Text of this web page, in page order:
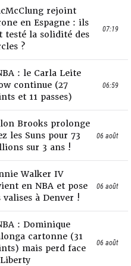
rejoint
en Espagne : ils
testé la solidité des
?
07:19
: le Carla Leite
continue (27
et 11 passes)
06:59
Brooks prolonge
les Suns pour 73
sur 3 ans !
06 août
Walker IV
en NBA et pose
valises à Denver !
06 août
: Dominique
cartonne (31
mais perd face
06 août